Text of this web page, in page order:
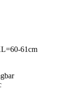
61cm